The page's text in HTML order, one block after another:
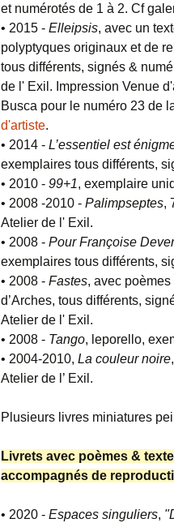
et numérotés de 1 à 2. Cf
• 2015 - Elleipsis, avec un
polyptyques originaux et de
tous différents, signés &
de l' Exil. Impression Venue
Busca pour le numéro 23 de
d'artiste.
• 2014 - L’essentiel est
exemplaires tous différents,
• 2010 - 99+1, exemplaire
• 2008 -2010 - Palimpseptes,
Atelier de l' Exil.
• 2008 - Pour Françoise
exemplaires tous différents,
• 2008 - Fastes, avec
d’Arches, tous différents,
Atelier de l' Exil.
• 2008 - Tango, leporello,
• 2004-2010, La couleur noire
Atelier de l’ Exil.
Plusieurs livres miniatures
Livrets avec poèmes &
accompagnés de
• 2020 - Espaces singuliers,